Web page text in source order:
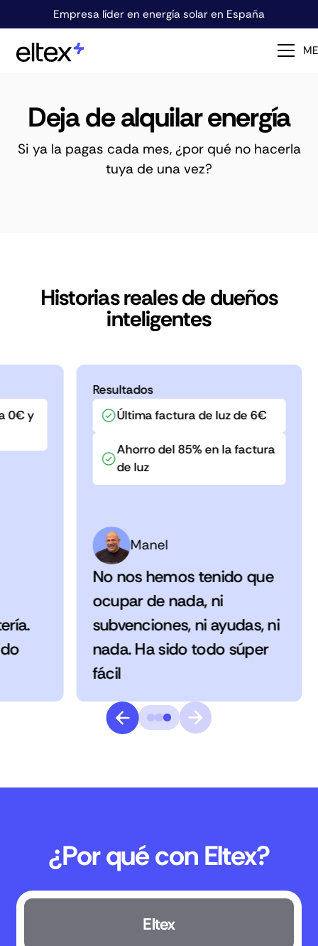
Empresa líder en energía solar en España
Deja de alquilar energía
Si ya la pagas cada mes, ¿por qué no hacerla
tuya de una vez?
Historias reales de dueños
inteligentes
0€ y
Resultados
Última factura de luz de 6€
Ahorro del 85% en la factura
de luz
Manel
No nos hemos tenido que
ocupar de nada, ni
subvenciones, ni ayudas, ni
nada. Ha sido todo súper
fácil
¿Por qué con Eltex?
Eltex